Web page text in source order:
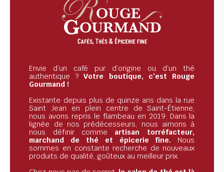
Envie d’un café pur d’origine ou d’un thé
authentique ?Votre boutique, c’est Rouge
Gourmand !
Existante depuis plus de quinze ans dans la rue
Saint Jean en plein centre de Saint-Étienne,
nous avons repris le flambeau en 2019. Dans la
lignée de nos prédécesseurs, nous aimons à
nous définir comme artisan torréfacteur,
marchand de thé et épicerie fine. Nous
sommes en constante recherche de nouveaux
produits de qualité, goûteux au meilleur prix.